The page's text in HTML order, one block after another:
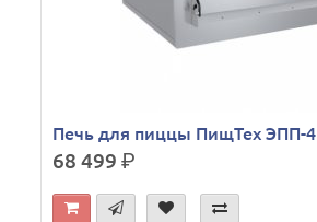
Печь для пиццы ПищТех ЭПП-4
68 499р.